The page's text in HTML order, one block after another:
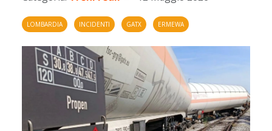
LOMBARDIA INCIDENTI GATX ERMEWA